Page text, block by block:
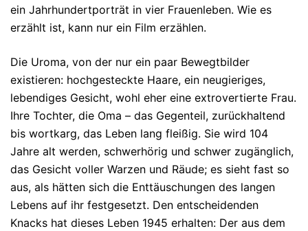
ein Jahrhundertporträt in vier Frauenleben. Wie es
erzählt ist, kann nur ein Film erzählen.
Die Uroma, von der nur ein paar Bewegtbilder
existieren: hochgesteckte Haare, ein neu­gieriges,
lebendiges Gesicht, wohl eher eine extrovertierte Frau.
Ihre Tochter, die Oma – das Ge­gen­teil, zurückhaltend
bis wortkarg, das Leben lang fleißig. Sie wird 104
Jahre alt wer­den, schwerhörig und schwer zugänglich,
das Gesicht voller Warzen und Räude; es sieht fast so
aus, als hätten sich die Ent­täu­schun­gen des langen
Lebens auf ihr festgesetzt. Den entscheidenden
Knacks hat dieses Leben 1945 erhalten: Der aus dem